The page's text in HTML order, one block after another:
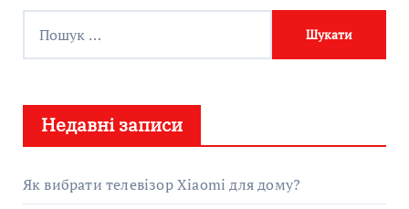
:
Недавні записи
Як вибрати телевізор Xiaomi для дому?